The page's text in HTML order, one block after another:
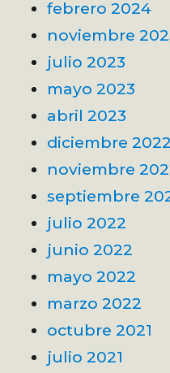
febrero 2024
noviembre
julio 2023
mayo 2023
abril 2023
diciembre 2022
noviembre
septiembre
julio 2022
junio 2022
mayo 2022
marzo 2022
octubre 2021
julio 2021